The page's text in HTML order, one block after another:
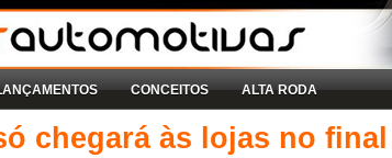
CONCEITOS ALTA RODA
chegará às lojas no final